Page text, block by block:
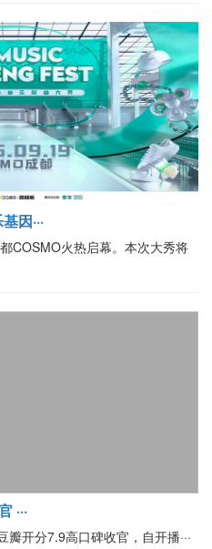
因···
COSMO火热启幕。本次大秀将
···
开分7.9高口碑收官，自开播···